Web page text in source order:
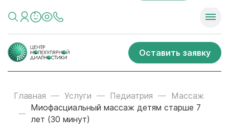
Оставить заявку
Главная Услуги Педиатрия
Массаж
Миофасциальный массаж детям старше 7
лет (30 минут)